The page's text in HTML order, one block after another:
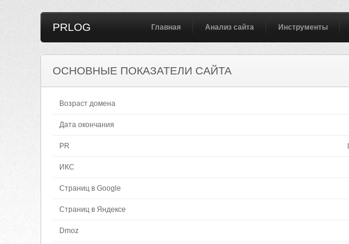
PRLOG Главная Анализ сайта Инструменты
ОСНОВНЫЕ ПОКАЗАТЕЛИ САЙТА
Возраст домена
Дата окончания
PR
ИКС
Страниц в Google
Страниц в Яндексе
Dmoz